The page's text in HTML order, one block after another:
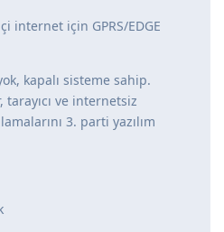
internet için GPRS/EDGE
kapalı sisteme sahip.
tarayıcı ve internetsiz
3. parti yazılım